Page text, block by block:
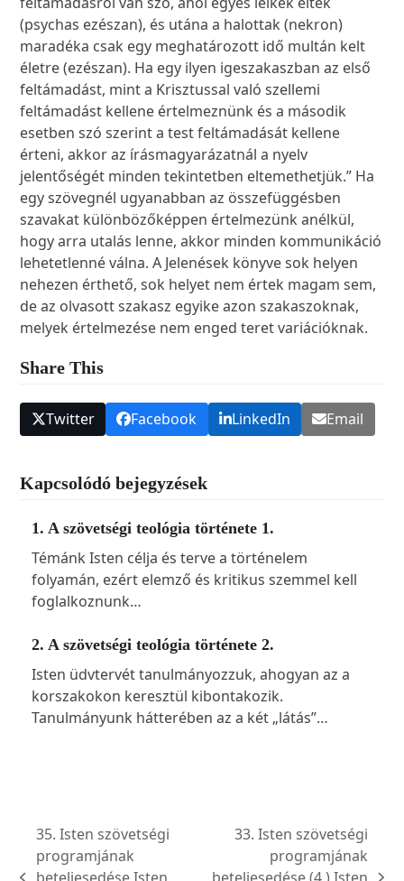
(psychas ezészan), és utána a halottak (nekron)
maradéka csak egy meghatározott idő multán kelt
életre (ezészan). Ha egy ilyen igeszakaszban az első
feltámadást, mint a Krisztussal való szellemi
feltámadást kellene értelmeznünk és a második
esetben szó szerint a test feltámadását kellene
érteni, akkor az írásmagyarázatnál a nyelv
jelentőségét minden tekintetben eltemethetjük.” Ha
egy szövegnél ugyanabban az összefüggésben
szavakat különbözőképpen értelmezünk anélkül,
hogy arra utalás lenne, akkor minden kommunikáció
lehetetlenné válna. A Jelenések könyve sok helyen
nehezen érthető, sok helyet nem értek magam sem,
de az olvasott szakasz egyike azon szakaszoknak,
melyek értelmezése nem enged teret variációknak.
Share This
Twitter Facebook LinkedIn Email
Kapcsolódó bejegyzések
1. A szövetségi teológia története 1.
Témánk Isten célja és terve a történelem
folyamán, ezért elemző és kritikus szemmel kell
foglalkoznunk…
2. A szövetségi teológia története 2.
Isten üdvtervét tanulmányozzuk, ahogyan az a
korszakokon keresztül kibontakozik.
Tanulmányunk hátterében az a két „látás”…
35. Isten szövetségi
programjának
beteljesedése Isten
33. Isten szövetségi
programjának
beteljesedése (4.) Isten